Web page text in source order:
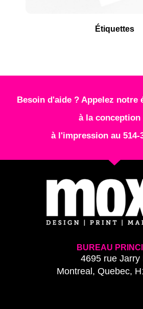
Étiquettes
Besoin d'aide ? Appelez notre
à la conception
à l'impression au 514-
BUREAU
4695 rue Jarry
Montreal, Quebec,